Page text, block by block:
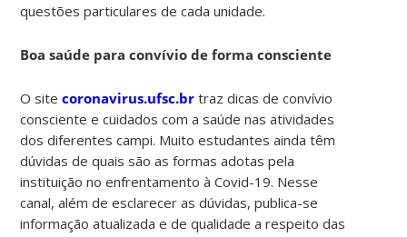
questões particulares de cada unidade.
Boa saúde para convívio de forma consciente
O sitecoronavirus.ufsc.br traz dicas de convívio
consciente e cuidados com a saúde nas atividades
dos diferentes campi. Muito estudantes ainda têm
dúvidas de quais são as formas adotas pela
instituição no enfrentamento à Covid-19. Nesse
canal, além de esclarecer as dúvidas, publica-se
informação atualizada e de qualidade a respeito das